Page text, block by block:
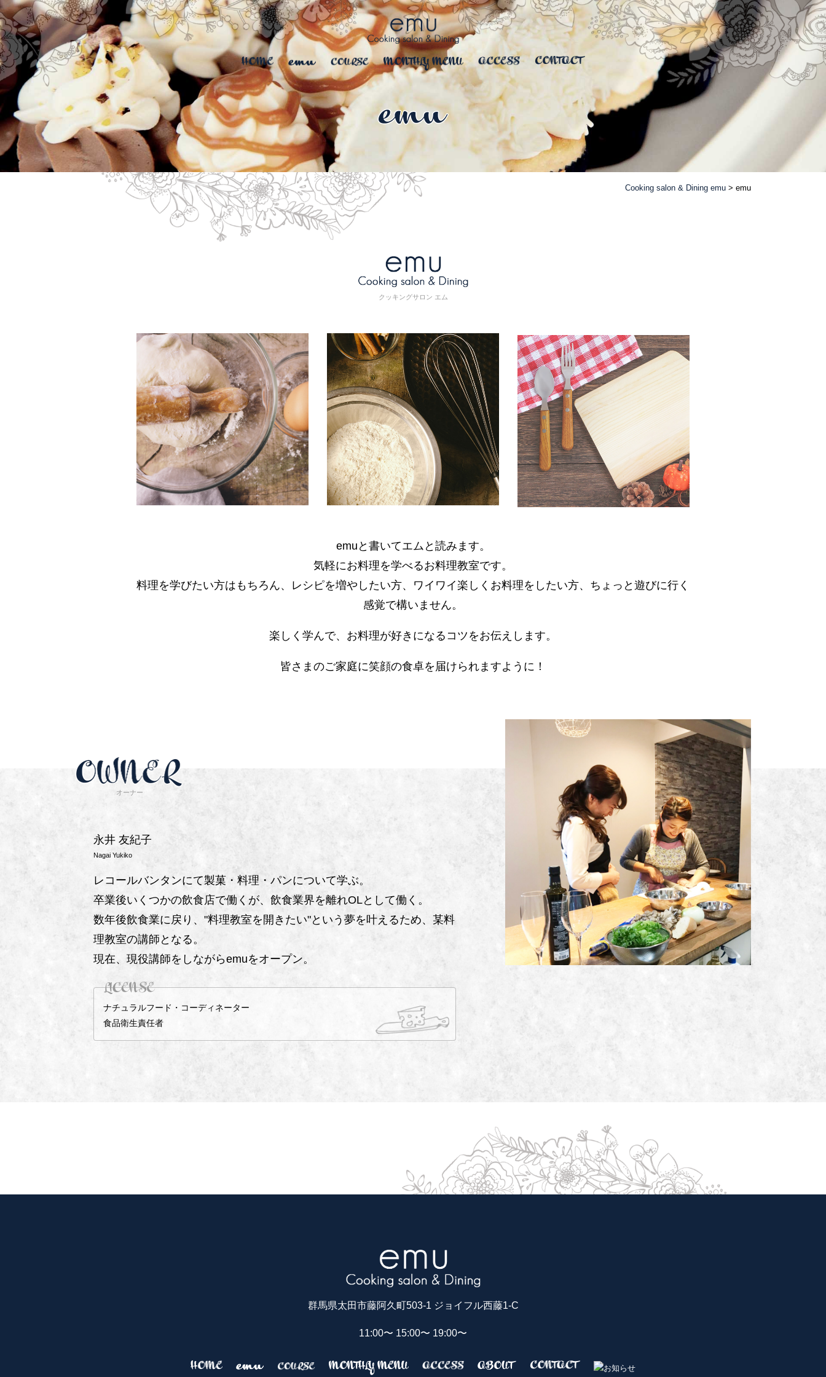
Cooking salon & Dining emu > emu
クッキングサロン エム
emuと書いてエムと読みます。
気軽にお料理を学べるお料理教室です。
料理を学びたい方はもちろん、レシピを増やしたい方、ワイワイ楽しくお料理をしたい方、ちょっと遊びに行く
感覚で構いません。
楽しく学んで、お料理が好きになるコツをお伝えします。
皆さまのご家庭に笑顔の食卓を届けられますように！
オーナー
永井 友紀子
Nagai Yukiko
レコールバンタンにて製菓・料理・パンについて学ぶ。
卒業後いくつかの飲食店で働くが、飲食業界を離れOLとして働く。
数年後飲食業に戻り、"料理教室を開きたい"という夢を叶えるため、某料
理教室の講師となる。
現在、現役講師をしながらemuをオープン。
ナチュラルフード・コーディネーター
食品衛生責任者
群馬県太田市藤阿久町503-1 ジョイフル西藤1-C
11:00〜 15:00〜 19:00〜